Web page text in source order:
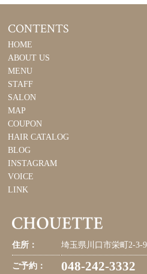
CONTENTS
HOME
ABOUT US
MENU
STAFF
SALON
MAP
COUPON
HAIR CATALOG
BLOG
INSTAGRAM
VOICE
LINK
住所： 埼玉県川口市栄町2-3-9
ご予約： 048-242-3332